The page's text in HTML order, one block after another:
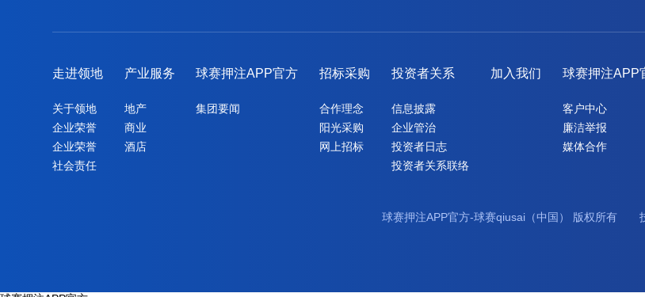
走进领地
关于领地
企业荣誉
企业荣誉
社会责任
产业服务
地产
商业
酒店
球赛押注APP官方
集团要闻
招标采购
合作理念
阳光采购
网上招标
投资者关系
信息披露
企业管治
投资者日志
投资者关系联络
加入我们 球赛押注APP
客户中心
廉洁举报
媒体合作
球赛押注APP官方-球赛qiusai（中国） 版权所有